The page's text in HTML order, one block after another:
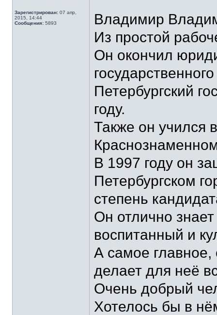
Зарегистрирован: 07 апр,
2015, 14:44
Сообщения: 5893
Владимир
Из простой
Он окончил
Петербургский
году.
Также он
В 1997 году он
Петербургском
степень
Он отлично
воспитанный и
А самое
делает для неё
Очень добрый
Хотелось бы в